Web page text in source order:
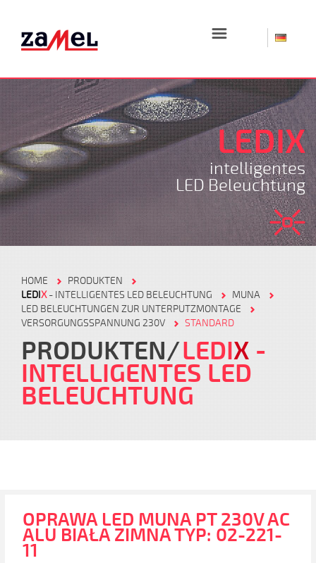
☰
LEDIX
intelligentes
LED Beleuchtung
HOME
PRODUKTEN
LEDIX- INTELLIGENTES LED BELEUCHTUNG
MUNA
LED BELEUCHTUNGEN ZUR UNTERPUTZMONTAGE
VERSORGUNGSSPANNUNG 230V
STANDARD
PRODUKTEN LEDIX -
INTELLIGENTES LED
BELEUCHTUNG
OPRAWA LED MUNA PT 230V AC
ALU BIAŁA ZIMNA TYP: 02-221-
11